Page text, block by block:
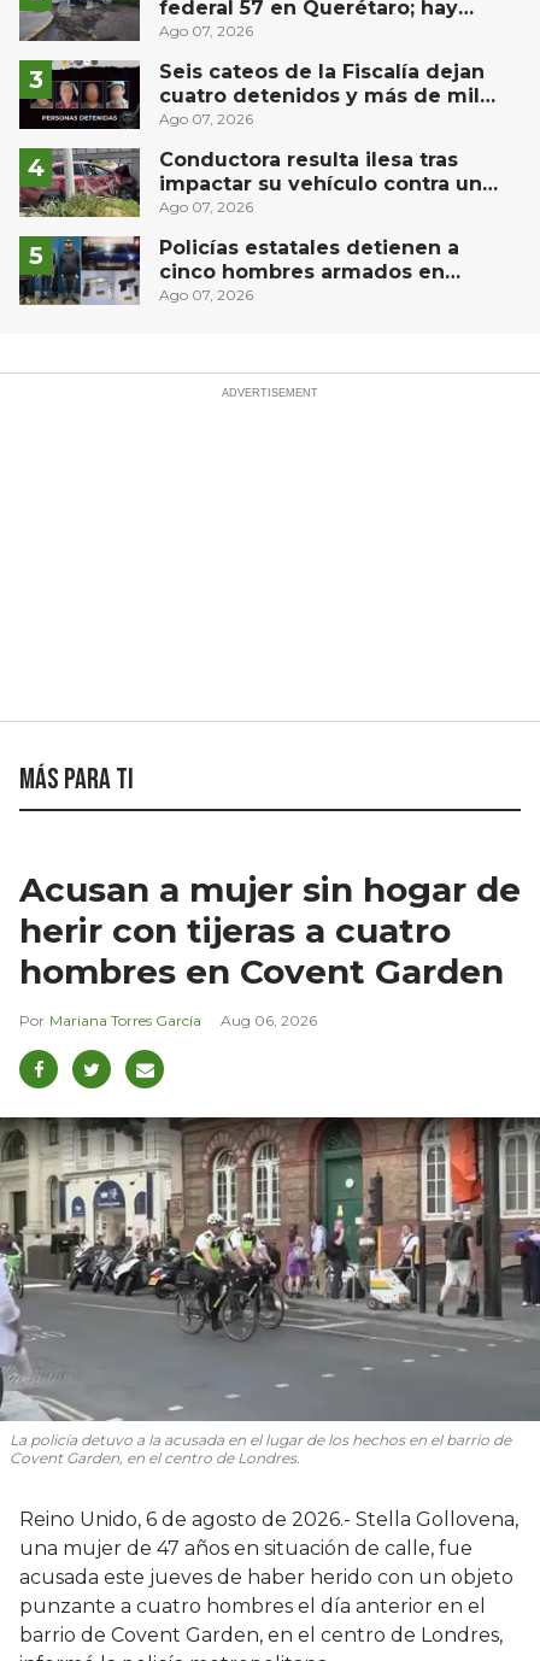
federal 57 en Querétaro; hay
derrame de combustible
Ago 07, 2026
Seis cateos de la Fiscalía dejan
cuatro detenidos y más de mil
dosis aseguradas en Querétaro
Ago 07, 2026
Conductora resulta ilesa tras
impactar su vehículo contra un
muro en Huimilpan
Ago 07, 2026
Policías estatales detienen a
cinco hombres armados en
Puebla capital
Ago 07, 2026
Más para ti
Acusan a mujer sin hogar de
herir con tijeras a cuatro
hombres en Covent Garden
Mariana Torres García Aug 06, 2026
La policía detuvo a la acusada en el lugar de los hechos en el barrio de
Covent Garden, en el centro de Londres.
Reino Unido, 6 de agosto de 2026.- Stella Gollovena,
una mujer de 47 años en situación de calle, fue
acusada este jueves de haber herido con un objeto
punzante a cuatro hombres el día anterior en el
barrio de Covent Garden, en el centro de Londres,